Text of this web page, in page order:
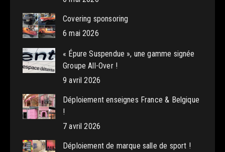
Covering sponsoring
6 mai 2026
« Épure Suspendue », une gamme signée
Groupe All-Over !
9 avril 2026
Déploiement enseignes France & Belgique
!
7 avril 2026
Déploiement de marque salle de sport !